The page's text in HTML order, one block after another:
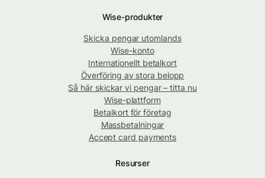
Wise-produkter
Skicka pengar utomlands
Wise-konto
Internationellt betalkort
Överföring av stora belopp
Så här skickar vi pengar – titta nu
Wise-plattform
Betalkort för företag
Massbetalningar
Accept card payments
Resurser